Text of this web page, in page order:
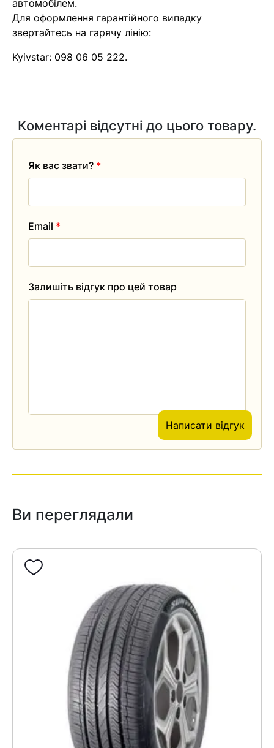
Помилка:Contact form не
автомобілем.
Для оформлення гарантійного випадку
звертайтесь на гарячу лінію:
Kyivstar: 098 06 05 222.
Коментарі відсутні до цього товару.
Залишіть відгук про цей товар
Як вас звати? *
Email *
Написати відгук
Ви переглядали